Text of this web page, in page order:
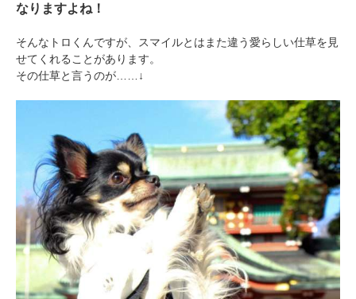
なりますよね！
そんなトロくんですが、スマイルとはまた違う愛らしい仕草を見
せてくれることがあります。
その仕草と言うのが……↓